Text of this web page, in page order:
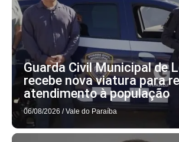
Guarda Civil Municipal de
recebe nova viatura para
atendimento à população
06/08/2026 / Vale do Paraíba